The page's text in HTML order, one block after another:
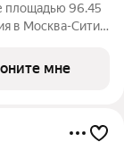
площадью 96.45
в Москва-Сити.
столицы
мне